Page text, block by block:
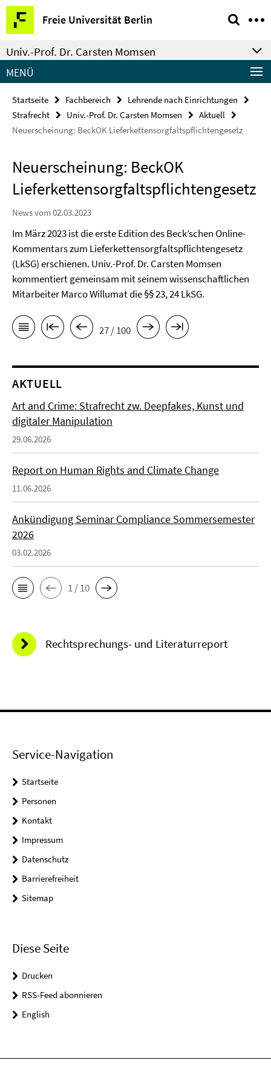
Springe
direkt
zu
Inhalt
Freie Universität Berlin
Service-
Navigation
Univ.-Prof. Dr. Carsten Momsen
MENÜ
Startseite Fachbereich
Lehrende nach Einrichtungen
Strafrecht
Univ.-Prof. Dr. Carsten Momsen
Aktuell
Neuerscheinung: BeckOK Lieferkettensorgfaltspflichtengesetz
Neuerscheinung: BeckOK
Lieferkettensorgfaltspflichtengesetz
News vom 02.03.2023
Im März 2023 ist die erste Edition des Beck’schen Online-
Kommentars zum Lieferkettensorgfaltspflichtengesetz
(LkSG) erschienen. Univ.-Prof. Dr. Carsten Momsen
kommentiert gemeinsam mit seinem wissenschaftlichen
Mitarbeiter Marco Willumat die §§ 23, 24 LkSG.
27 / 100
AKTUELL
Art and Crime: Strafrecht zw. Deepfakes, Kunst und
digitaler Manipulation
29.06.2026
Report on Human Rights and Climate Change
11.06.2026
Ankündigung Seminar Compliance Sommersemester
2026
03.02.2026
1 / 10
Rechtsprechungs- und Literaturreport
Service-Navigation
Startseite
Personen
Kontakt
Impressum
Datenschutz
Barrierefreiheit
Sitemap
Diese Seite
Drucken
RSS-Feed abonnieren
English